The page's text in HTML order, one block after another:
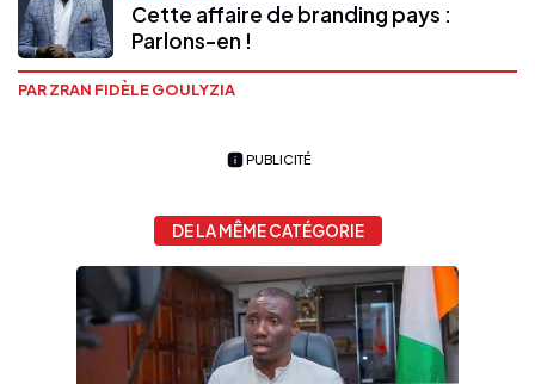
Cette affaire de branding pays :
Parlons-en !
PAR ZRAN FIDÈLE GOULYZIA
PUBLICITÉ
DE LA MÊME CATÉGORIE